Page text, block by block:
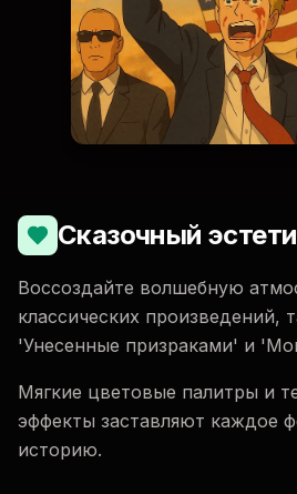
Сказочный
Воссоздайте волшебную
классических произведений,
'Унесенные призраками' и
Мягкие цветовые палитры и
эффекты заставляют каждое
историю.